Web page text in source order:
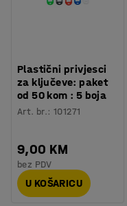
Plastični privjesci
za ključeve: paket
od 50 kom : 5 boja
Art. br.:101271
9,00 KM
bez PDV
U KOŠARICU